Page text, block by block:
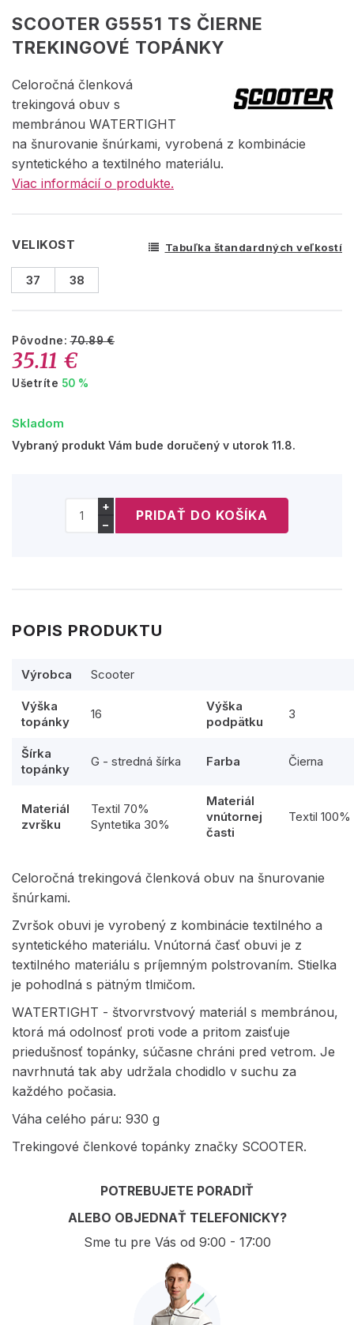
SCOOTER G5551 TS ČIERNE
TREKINGOVÉ TOPÁNKY
Celoročná členková
trekingová obuv s
membránou WATERTIGHT
na šnurovanie šnúrkami, vyrobená z kombinácie
syntetického a textilného materiálu.
Viac informácií o produkte.
VELIKOST Tabuľka štandardných veľkostí
37 38
Pôvodne:70.89 €
35.11 €
Ušetríte 50 %
Skladom
Vybraný produkt Vám bude doručený v utorok 11.8.
+
−
POPIS PRODUKTU
Výrobca Scooter
Výška
topánky
16
Výška
podpätku
3
Šírka
topánky
G - stredná šírka Farba Čierna
Materiál
zvršku
Textil 70%
Syntetika 30%
Materiál
vnútornej
časti
Textil 100%
Celoročná trekingová členková obuv na šnurovanie
šnúrkami.
Zvršok obuvi je vyrobený z kombinácie textilného a
syntetického materiálu. Vnútorná časť obuvi je z
textilného materiálu s príjemným polstrovaním. Stielka
je pohodlná s pätným tlmičom.
WATERTIGHT - štvorvrstvový materiál s membránou,
ktorá má odolnosť proti vode a pritom zaisťuje
priedušnosť topánky, súčasne chráni pred vetrom. Je
navrhnutá tak aby udržala chodidlo v suchu za
každého počasia.
Váha celého páru: 930 g
Trekingové členkové topánky značky SCOOTER.
POTREBUJETE PORADIŤ
ALEBO OBJEDNAŤ TELEFONICKY?
Sme tu pre Vás od 9:00 - 17:00